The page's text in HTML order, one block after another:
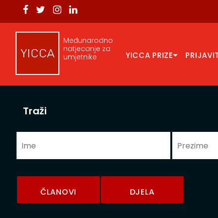
Međunarodno
natjecanje za
umjetnike
YICCA PRIZE
Traži
ČLANOVI DJELA